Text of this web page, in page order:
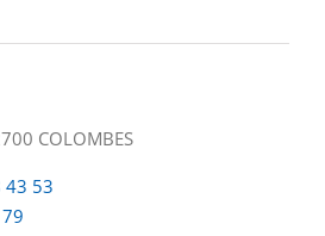
COLOMBES
43 53